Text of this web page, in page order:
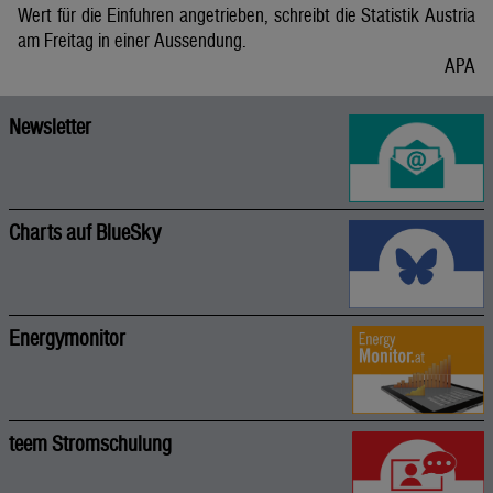
Wert für die Einfuhren angetrieben, schreibt die Statistik Austria
am Freitag in einer Aussendung.
APA
Newsletter
Charts auf BlueSky
Energymonitor
teem Stromschulung